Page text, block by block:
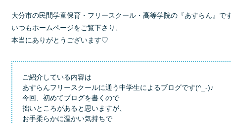
大分市の民間学童保育・フリースクール・高等学院の『あすらん』で
いつもホームページをご覧下さり、
本当にありがとうございます♡
ご紹介している内容は
あすらんフリースクールに通う中学生によるブログです(^_-)♪
今回、初めてブログを書くので
拙いところがあると思いますが、
お手柔らかに温かい気持ちで